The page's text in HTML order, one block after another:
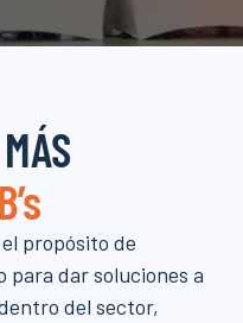
el propósito de
para dar soluciones a
del sector,